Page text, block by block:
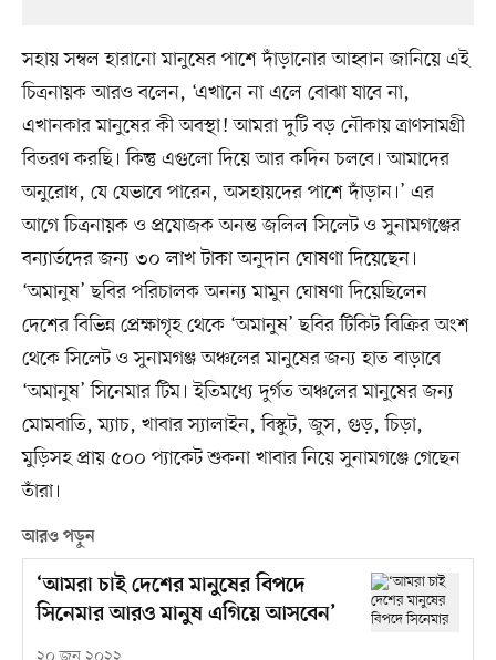
সহায় সম্বল হারানো মানুষের পাশে দাঁড়ানোর আহ্বান জানিয়ে এই
চিত্রনায়ক আরও বলেন, ‘এখানে না এলে বোঝা যাবে না,
এখানকার মানুষের কী অবস্থা! আমরা দুটি বড় নৌকায় ত্রাণসামগ্রী
বিতরণ করছি। কিন্তু এগুলো দিয়ে আর কদিন চলবে। আমাদের
অনুরোধ, যে যেভাবে পারেন, অসহায়দের পাশে দাঁড়ান।’ এর
আগে চিত্রনায়ক ও প্রযোজক অনন্ত জলিল সিলেট ও সুনামগঞ্জের
বন্যার্তদের জন্য ৩০ লাখ টাকা অনুদান ঘোষণা দিয়েছেন।
‘অমানুষ’ ছবির পরিচালক অনন্য মামুন ঘোষণা দিয়েছিলেন
দেশের বিভিন্ন প্রেক্ষাগৃহ থেকে ‘অমানুষ’ ছবির টিকিট বিক্রির অংশ
থেকে সিলেট ও সুনামগঞ্জ অঞ্চলের মানুষের জন্য হাত বাড়াবে
‘অমানুষ’ সিনেমার টিম। ইতিমধ্যে দুর্গত অঞ্চলের মানুষের জন্য
মোমবাতি, ম্যাচ, খাবার স্যালাইন, বিস্কুট, জুস, গুড়, চিড়া,
মুড়িসহ প্রায় ৫০০ প্যাকেট শুকনা খাবার নিয়ে সুনামগঞ্জে গেছেন
তাঁরা।
আরও পড়ুন
‘আমরা চাই দেশের মানুষের বিপদে
সিনেমার আরও মানুষ এগিয়ে আসবেন’